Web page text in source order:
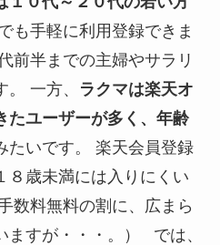
も手軽に利用登録できま
前半までの主婦やサラリ
一方、
ラクマは楽天オ
たユーザーが多く、年齢
たいです。 楽天会員登録
８歳未満には入りにくい
数料無料の割に、広まら
ますが・・・。） では、